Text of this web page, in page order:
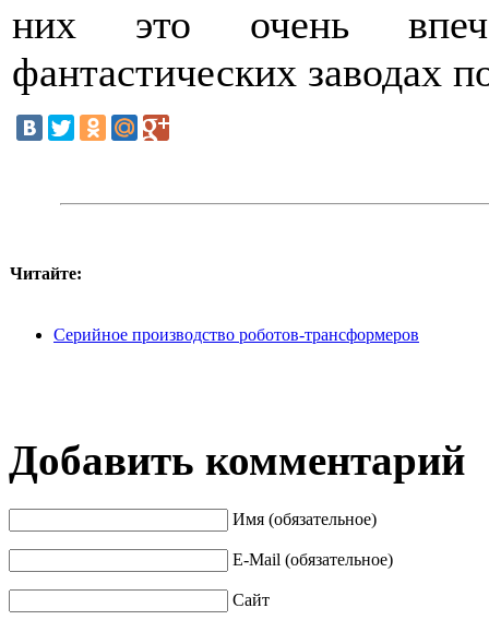
них это очень
фантастических заводах
Читайте:
Серийное производство роботов-трансформеров
Добавить комментарий
Имя (обязательное)
E-Mail (обязательное)
Сайт